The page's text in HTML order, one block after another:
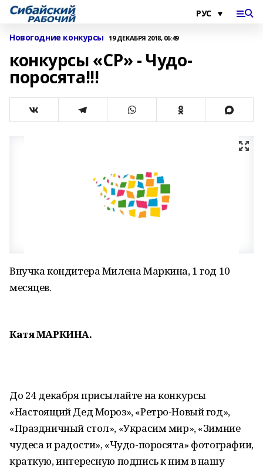
Новогодние конкурсы 19 ДЕКАБРЯ 2018, 06:49
конкурсы «СР» - Чудо-
поросята!!!
Внучка кондитера Милена Маркина, 1 год 10
месяцев.
Катя МАРКИНА.
До 24 декабря присылайте на конкурсы
«Настоящий Дед Мороз», «Ретро-Новый год»,
«Праздничный стол», «Украсим мир», «Зимние
чудеса и радости», «Чудо-поросята» фотографии,
краткую, интересную подпись к ним в нашу